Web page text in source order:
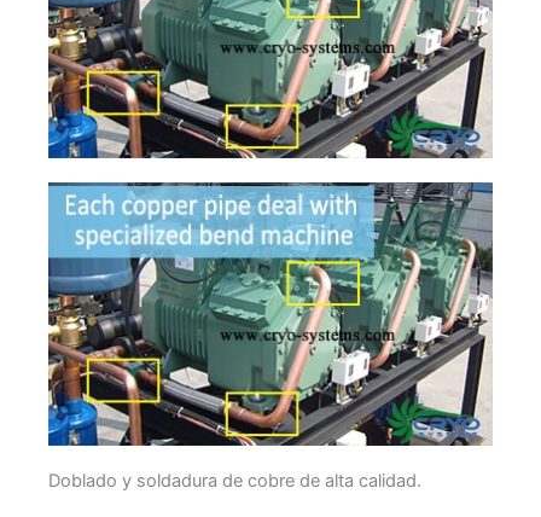
Doblado y soldadura de cobre de alta calidad.